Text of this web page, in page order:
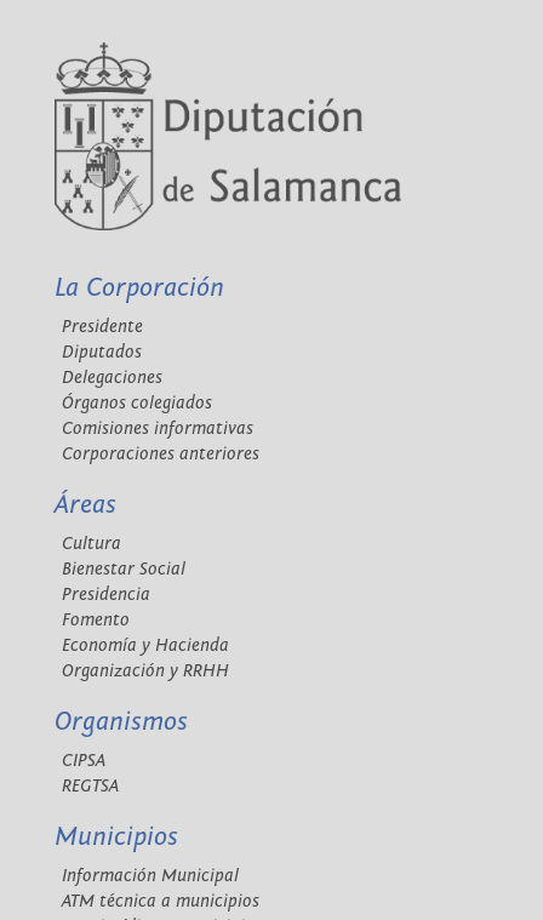
La Corporación
Presidente
Diputados
Delegaciones
Órganos colegiados
Comisiones informativas
Corporaciones anteriores
Áreas
Cultura
Bienestar Social
Presidencia
Fomento
Economía y Hacienda
Organización y RRHH
Organismos
CIPSA
REGTSA
Municipios
Información Municipal
ATM técnica a municipios